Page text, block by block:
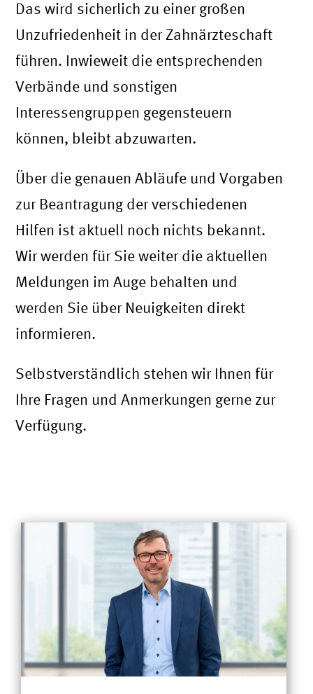
Das wird sicherlich zu einer großen
Unzufriedenheit in der Zahnärzteschaft
führen. Inwieweit die entsprechenden
Verbände und sonstigen
Interessengruppen gegensteuern
können, bleibt abzuwarten.
Über die genauen Abläufe und Vorgaben
zur Beantragung der verschiedenen
Hilfen ist aktuell noch nichts bekannt.
Wir werden für Sie weiter die aktuellen
Meldungen im Auge behalten und
werden Sie über Neuigkeiten direkt
informieren.
Selbstverständlich stehen wir Ihnen für
Ihre Fragen und Anmerkungen gerne zur
Verfügung.